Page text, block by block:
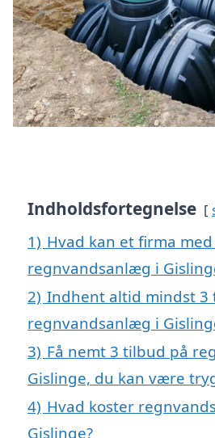
Indholdsfortegnelse
1) Hvad kan et firma
regnvandsanlæg i
2) Indhent altid mindst 3
regnvandsanlæg i
3) Få nemt 3 tilbud på
Gislinge, du kan være
4) Hvad koster
Gislinge?